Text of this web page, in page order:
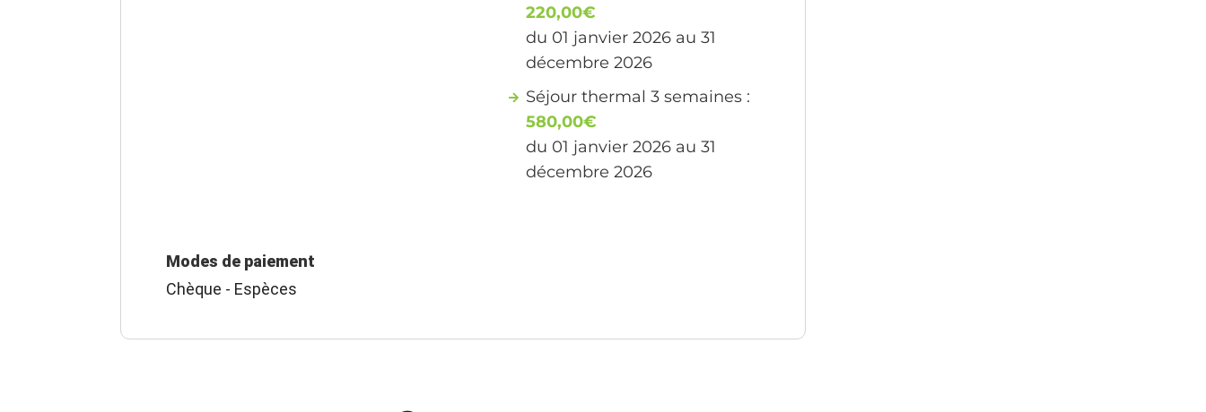
220,00€
du 01 janvier 2026 au 31
décembre 2026
Séjour thermal 3 semaines :
580,00€
du 01 janvier 2026 au 31
décembre 2026
Modes de paiement
Chèque - Espèces